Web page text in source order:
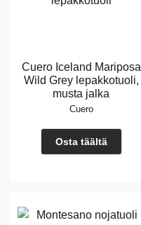
Cuero Iceland Mariposa
Wild Grey lepakkotuoli,
musta jalka
Cuero
Osta täältä